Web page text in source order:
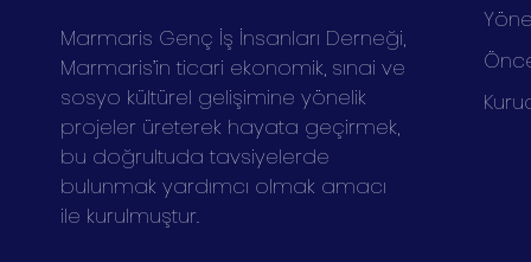
Marmaris Genç İş İnsanları Derneği,
Marmaris’in ticari ekonomik, sınai ve
sosyo kültürel gelişimine yönelik
projeler üreterek hayata geçirmek,
bu doğrultuda tavsiyelerde
bulunmak yardımcı olmak amacı
ile kurulmuştur.